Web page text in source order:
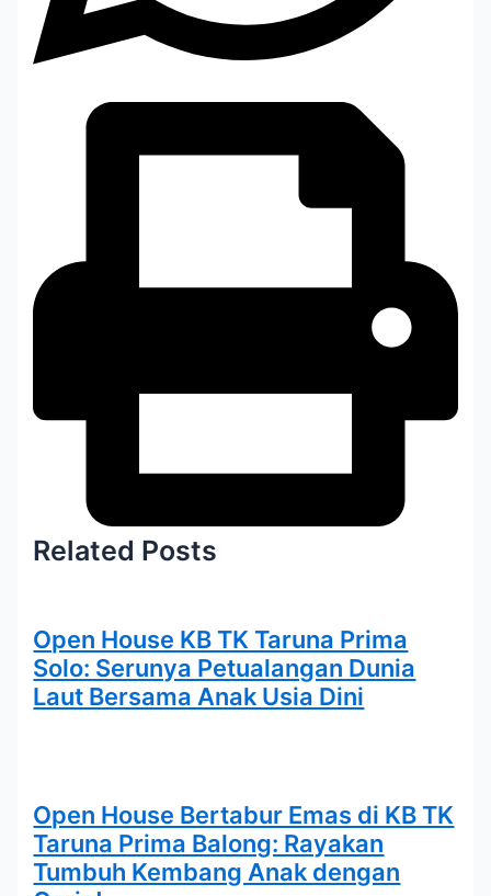
Related Posts
Open House KB TK Taruna Prima
Solo: Serunya Petualangan Dunia
Laut Bersama Anak Usia Dini
Open House Bertabur Emas di KB TK
Taruna Prima Balong: Rayakan
Tumbuh Kembang Anak dengan